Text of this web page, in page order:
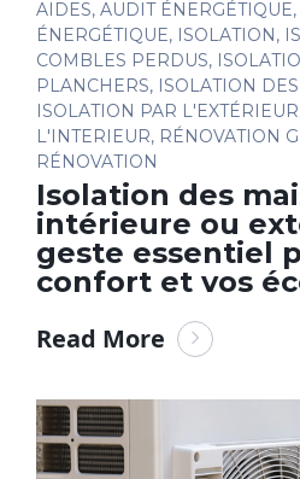
AIDES, AUDIT ÉNERGÉTIQUE,
ÉNERGÉTIQUE, ISOLATION,
COMBLES PERDUS,
PLANCHERS, ISOLATION
ISOLATION PAR L'EXTÉRIEUR
L'INTERIEUR, RÉNOVATION
RÉNOVATION
Isolation des
intérieure ou
geste essentiel
confort et vos
Read More